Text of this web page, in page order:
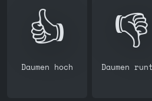
👍️
Daumen hoch
👎️
Daumen